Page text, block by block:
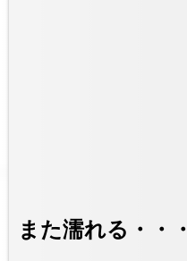
また濡れる・・・